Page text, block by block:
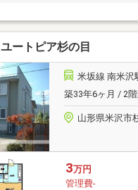
ユートピア杉の目
米坂線 南米沢
築33年6ヶ月 / 2
山形県米沢市
3万円
管理費-